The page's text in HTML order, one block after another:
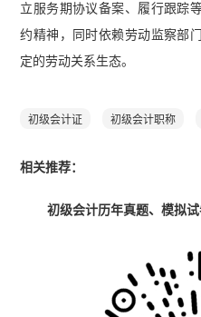
立服务期协议备案、履行跟踪
约精神，同时依赖劳动监察部
定的劳动关系生态。
初级会计证 初级会计职称
相关推荐：
初级会计历年真题、模拟